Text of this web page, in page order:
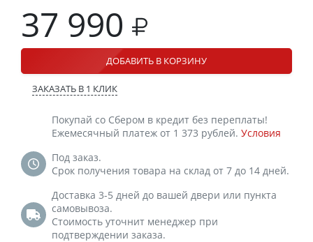
37 990
ДОБАВИТЬ В КОРЗИНУ
ЗАКАЗАТЬ В 1 КЛИК
Покупай со Сбером в кредит без переплаты!
Ежемесячный платеж от 1 373 рублей. Условия
Под заказ.
Срок получения товара на склад от 7 до 14 дней.
Доставка 3-5 дней до вашей двери или пункта
самовывоза.
Стоимость уточнит менеджер при
подтверждении заказа.